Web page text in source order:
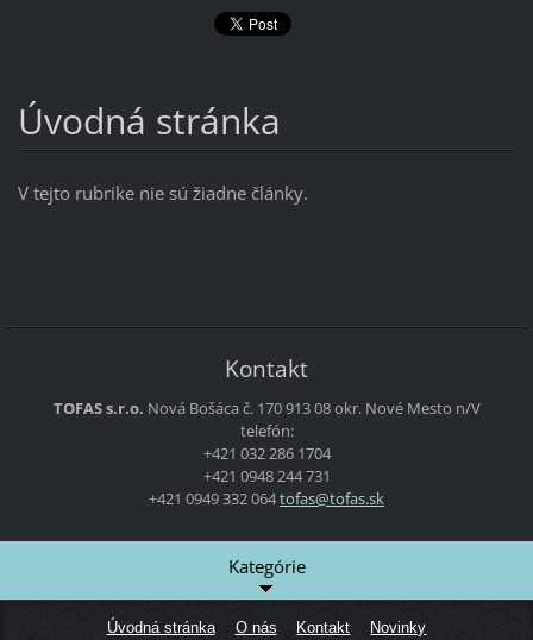
Úvodná stránka
V tejto rubrike nie sú žiadne články.
Kontakt
TOFAS s.r.o. Nová Bošáca č. 170913 08 okr. Nové Mesto n/V
telefón:
+421 032 286 1704
+421 0948 244 731
+421 0949 332 064tofas@tofas.sk
Kategórie
Úvodná stránka O nás Kontakt Novinky